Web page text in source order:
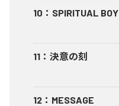
10 ： SPIRITUAL BOY
11 ： 決意の刻
12 ： MESSAGE